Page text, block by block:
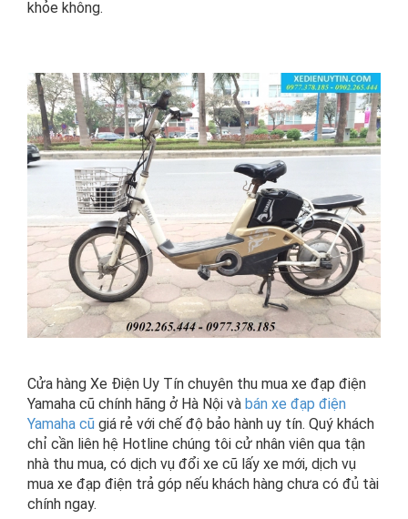
khỏe không.
Cửa hàng Xe Điện Uy Tín chuyên thu mua xe đạp điện
Yamaha cũ chính hãng ở Hà Nội và bán xe đạp điện
Yamaha cũ giá rẻ với chế độ bảo hành uy tín. Quý khách
chỉ cần liên hệ Hotline chúng tôi cử nhân viên qua tận
nhà thu mua, có dịch vụ đổi xe cũ lấy xe mới, dịch vụ
mua xe đạp điện trả góp nếu khách hàng chưa có đủ tài
chính ngay.